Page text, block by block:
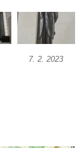
7. 2. 2023